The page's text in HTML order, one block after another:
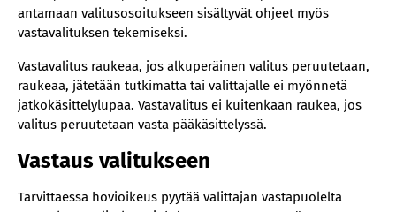
antamaan valitusosoitukseen sisältyvät ohjeet myös
vastavalituksen tekemiseksi.
Vastavalitus raukeaa, jos alkuperäinen valitus peruutetaan,
raukeaa, jätetään tutkimatta tai valittajalle ei myönnetä
jatkokäsittelylupaa. Vastavalitus ei kuitenkaan raukea, jos
valitus peruutetaan vasta pääkäsittelyssä.
Vastaus valitukseen
Tarvittaessa hovioikeus pyytää valittajan vastapuolelta